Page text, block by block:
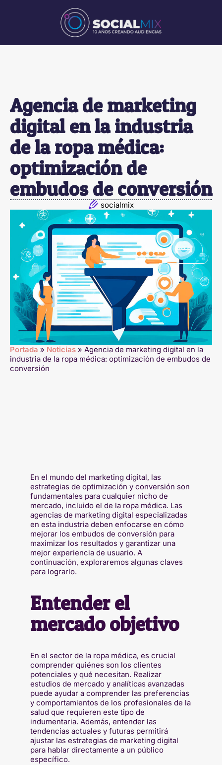
Agencia de marketing
digital en la industria
de la ropa médica:
optimización de
embudos de conversión
socialmix
Portada » Noticias » Agencia de marketing digital en la
industria de la ropa médica: optimización de embudos de
conversión
En el mundo del marketing digital, las
estrategias de optimización y conversión son
fundamentales para cualquier nicho de
mercado, incluido el de la ropa médica. Las
agencias de marketing digital especializadas
en esta industria deben enfocarse en cómo
mejorar los embudos de conversión para
maximizar los resultados y garantizar una
mejor experiencia de usuario. A
continuación, exploraremos algunas claves
para lograrlo.
Entender el
mercado objetivo
En el sector de la ropa médica, es crucial
comprender quiénes son los clientes
potenciales y qué necesitan. Realizar
estudios de mercado y analíticas avanzadas
puede ayudar a comprender las preferencias
y comportamientos de los profesionales de la
salud que requieren este tipo de
indumentaria. Además, entender las
tendencias actuales y futuras permitirá
ajustar las estrategias de marketing digital
para hablar directamente a un público
específico.